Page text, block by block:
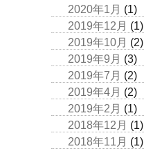
2020年1月 (1)
2019年12月 (1)
2019年10月 (2)
2019年9月 (3)
2019年7月 (2)
2019年4月 (2)
2019年2月 (1)
2018年12月 (1)
2018年11月 (1)